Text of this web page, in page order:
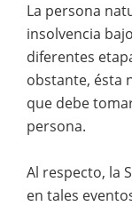
La persona
insolvencia
diferentes
obstante, ésta
que debe
persona.
Al respecto, la
en tales